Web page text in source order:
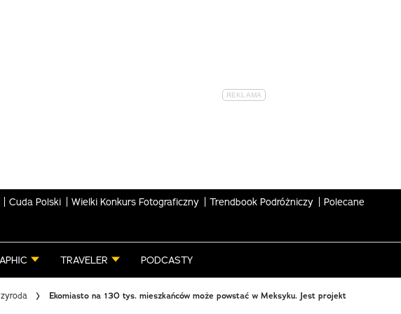
Cuda Polski Wielki Konkurs Fotograficzny Trendbook Podróżniczy Polecane
TRAVELER PODCASTY
Ekomiasto na 130 tys. mieszkańców może powstać w Meksyku. Jest projekt